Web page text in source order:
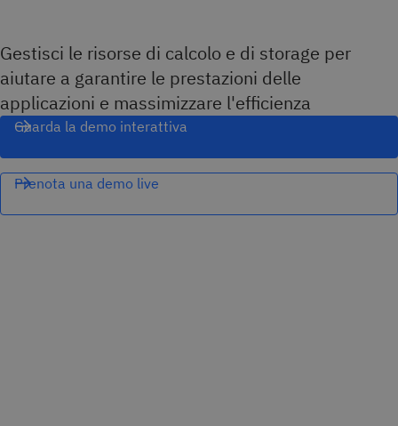
Gestisci le risorse di calcolo e di storage per
aiutare a garantire le prestazioni delle
applicazioni e massimizzare l'efficienza
Guarda la demo interattiva
Prenota una demo live